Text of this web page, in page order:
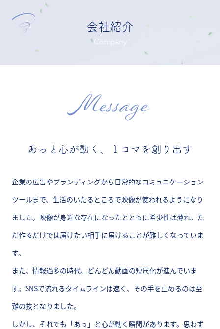
会社紹介
Company
Message
あっと心が動く、１コマを創り出す
企業の広告やブランディングから日常的なコミュニケーション
ツールまで、生活のいたるところで映像が使われるようになり
ました。映像が身近な存在になったとともに希少性は薄れ、た
だ作るだけでは届けたい相手に届けることが難しくなっていま
す。
また、情報過多の時代、どんどん動画の短尺化が進んでいま
す。SNSで流れるタイムラインは速く、その手を止めるのは至
難の技となりました。
しかし、それでも「あっ」と心が動く瞬間があります。思わず